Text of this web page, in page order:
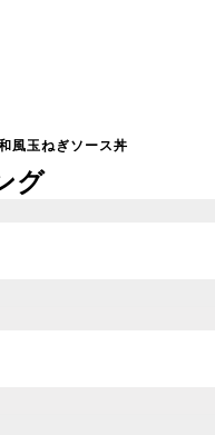
風玉ねぎソース丼
グ